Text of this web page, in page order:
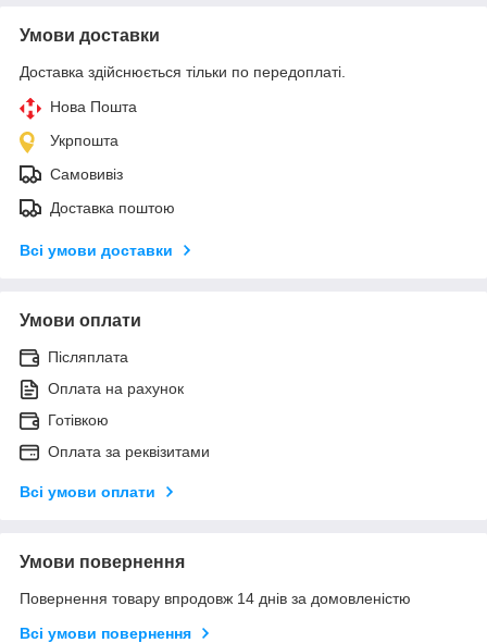
Умови доставки
Доставка здійснюється тільки по передоплаті.
Нова Пошта
Укрпошта
Самовивіз
Доставка поштою
Всі умови доставки
Умови оплати
Післяплата
Оплата на рахунок
Готівкою
Оплата за реквізитами
Всі умови оплати
Умови повернення
Повернення товару впродовж 14 днів за домовленістю
Всі умови повернення